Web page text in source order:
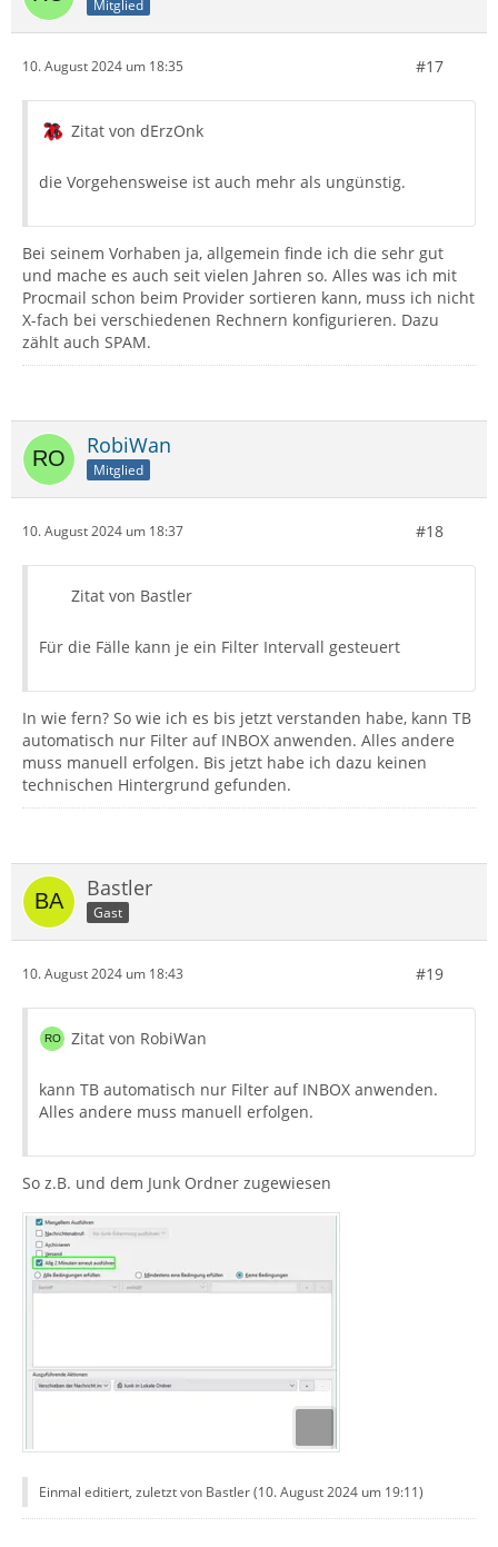
Mitglied
10. August 2024 um 18:35 #17
Zitat von dErzOnk
die Vorgehensweise ist auch mehr als ungünstig.
Bei seinem Vorhaben ja, allgemein finde ich die sehr gut
und mache es auch seit vielen Jahren so. Alles was ich mit
Procmail schon beim Provider sortieren kann, muss ich nicht
X-fach bei verschiedenen Rechnern konfigurieren. Dazu
zählt auch SPAM.
RobiWan
Mitglied
10. August 2024 um 18:37 #18
Zitat von Bastler
Für die Fälle kann je ein Filter Intervall gesteuert
In wie fern? So wie ich es bis jetzt verstanden habe, kann TB
automatisch nur Filter auf INBOX anwenden. Alles andere
muss manuell erfolgen. Bis jetzt habe ich dazu keinen
technischen Hintergrund gefunden.
Bastler
Gast
10. August 2024 um 18:43 #19
Zitat von RobiWan
kann TB automatisch nur Filter auf INBOX anwenden.
Alles andere muss manuell erfolgen.
So z.B. und dem Junk Ordner zugewiesen
Einmal editiert, zuletzt von Bastler (10. August 2024 um 19:11)